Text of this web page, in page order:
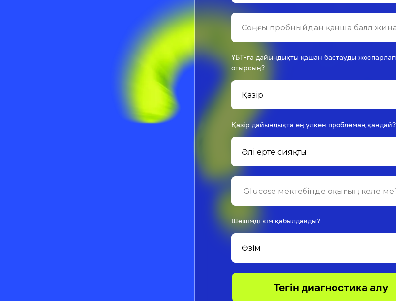
ҰБТ-ға дайындықты қашан бастауды жоспарлап
отырсың?
Қазір дайындықта ең үлкен проблемаң қандай?
Шешімді кім қабылдайды?
Тегін диагностика алу